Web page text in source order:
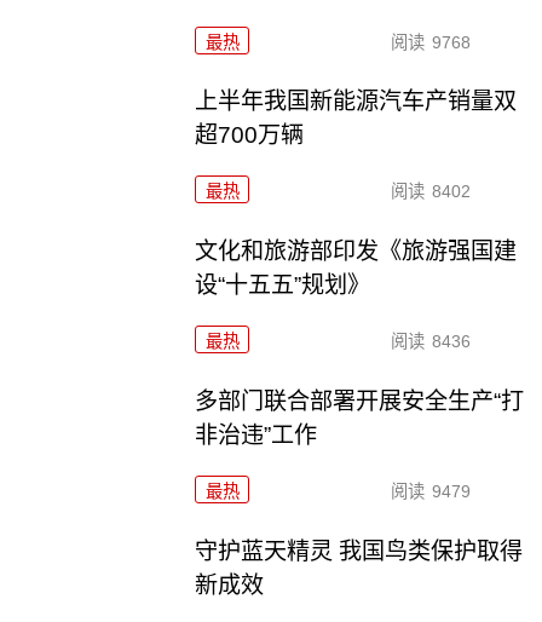
最热 阅读 9768
上半年我国新能源汽车产销量双
超700万辆
最热 阅读 8402
文化和旅游部印发《旅游强国建
设“十五五”规划》
最热 阅读 8436
多部门联合部署开展安全生产“打
非治违”工作
最热 阅读 9479
守护蓝天精灵 我国鸟类保护取得
新成效